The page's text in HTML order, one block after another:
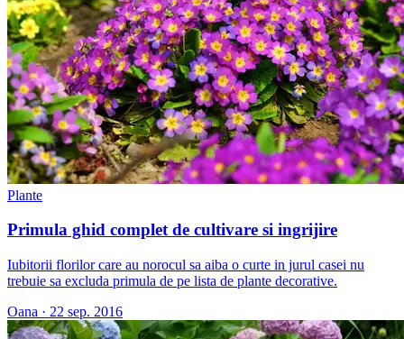
Plante
Primula ghid complet de cultivare si ingrijire
Iubitorii florilor care au norocul sa aiba o curte in jurul casei nu
trebuie sa excluda primula de pe lista de plante decorative.
Oana · 22 sep. 2016